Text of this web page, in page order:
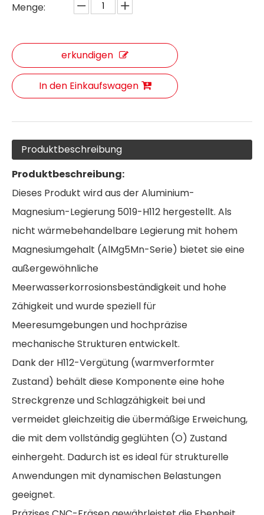
Menge:
erkundigen
In den Einkaufswagen
Produktbeschreibung
Produktbeschreibung:
Dieses Produkt wird aus der Aluminium-
Magnesium-Legierung 5019-H112 hergestellt. Als
nicht wärmebehandelbare Legierung mit hohem
Magnesiumgehalt (AlMg5Mn-Serie) bietet sie eine
außergewöhnliche
Meerwasserkorrosionsbeständigkeit und hohe
Zähigkeit und wurde speziell für
Meeresumgebungen und hochpräzise
mechanische Strukturen entwickelt.
Dank der H112-Vergütung (warmverformter
Zustand) behält diese Komponente eine hohe
Streckgrenze und Schlagzähigkeit bei und
vermeidet gleichzeitig die übermäßige Erweichung,
die mit dem vollständig geglühten (O) Zustand
einhergeht. Dadurch ist es ideal für strukturelle
Anwendungen mit dynamischen Belastungen
geeignet.